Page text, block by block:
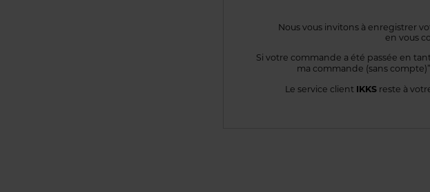
Nous vous invitons à enregistrer
en vous
Si votre commande a été passée en
ma commande (sans
Le service client IKKS reste à